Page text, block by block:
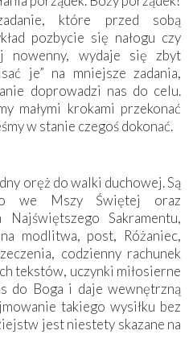
które przed sobą
pozbycie się nałogu czy
nowenny, wydaje się zbyt
je” na mniejsze zadania,
doprowadzi nas do celu.
małymi krokami przekonać
w stanie czegoś dokonać.
oręż do walki duchowej. Są
we Mszy Świętej oraz
Sakramentu,
modlitwa, post, Różaniec,
codzienny rachunek
tekstów, uczynki miłosierne
do Boga i daje wewnętrzną
takiego wysiłku bez
jest niestety skazane na